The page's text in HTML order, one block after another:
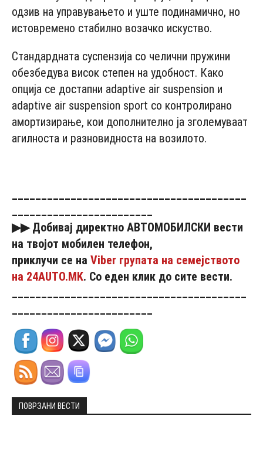
одзив на управувањето и уште подинамично, но
истовремено стабилно возачко искуство.
Стандардната суспензија со челични пружини
обезбедува висок степен на удобност. Како
опција се достапни adaptive air suspension и
adaptive air suspension sport со контролирано
амортизирање, кои дополнително ја зголемуваат
агилноста и разновидноста на возилото.
________________________________________
________________________
▶▶ Добивај директно АВТОМОБИЛСКИ вести
на твојот мобилен телефон,
приклучи се на Viber групата на семејството
на 24AUTO.MK. Со еден клик до сите вести.
________________________________________
________________________
ПОВРЗАНИ ВЕСТИ